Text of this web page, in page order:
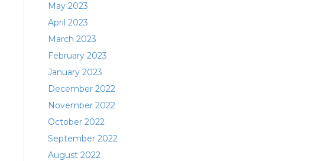
May 2023
April 2023
March 2023
February 2023
January 2023
December 2022
November 2022
October 2022
September 2022
August 2022